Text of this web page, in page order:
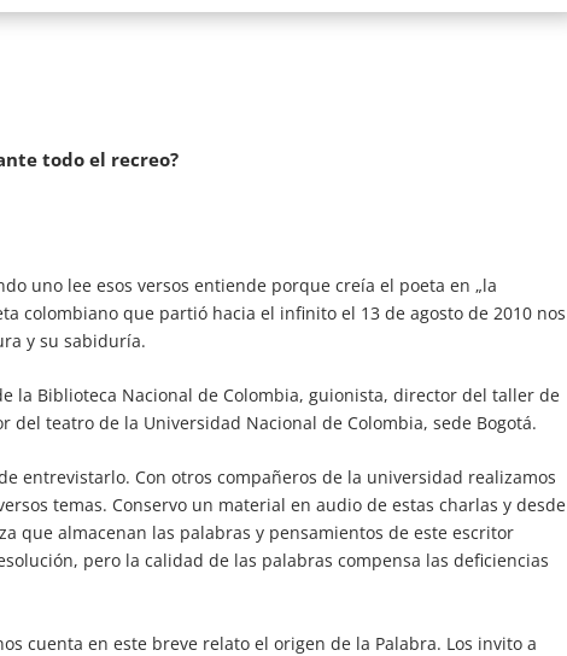
todo el recreo?
uno lee esos versos entiende porque creía el poeta en „la
colombiano que partió hacia el infinito el 13 de agosto de 2010 nos
y su sabiduría.
la Biblioteca Nacional de Colombia, guionista, director del taller de
teatro de la Universidad Nacional de Colombia, sede Bogotá.
entrevistarlo. Con otros compañeros de la universidad realizamos
temas. Conservo un material en audio de estas charlas y desde
que almacenan las palabras y pensamientos de este escritor
pero la calidad de las palabras compensa las deficiencias
cuenta en este breve relato el origen de la Palabra. Los invito a